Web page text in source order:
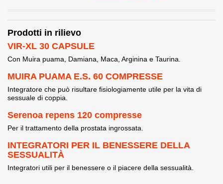
Prodotti in rilievo
VIR-XL 30 CAPSULE
Con Muira puama, Damiana, Maca, Arginina e Taurina.
MUIRA PUAMA E.S. 60 COMPRESSE
Integratore che può risultare fisiologiamente utile per la vita di
sessuale di coppia.
Serenoa repens 120 compresse
Per il trattamento della prostata ingrossata.
INTEGRATORI PER IL BENESSERE DELLA
SESSUALITÀ
Integratori utili per il benessere o il piacere della sessualità.